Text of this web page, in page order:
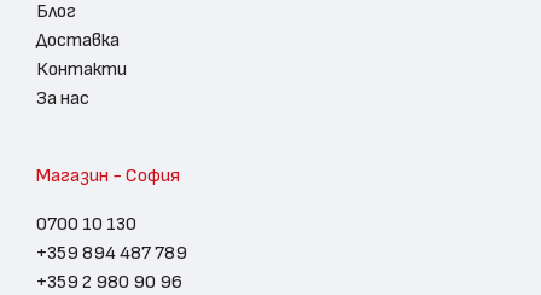
Блог
Доставка
Контакти
За нас
Магазин - София
0700 10 130
+359 894 487 789
+359 2 980 90 96